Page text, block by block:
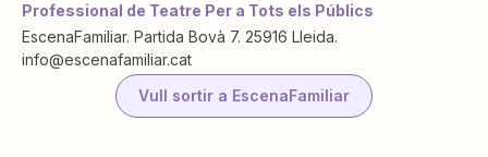
Professional de Teatre Per a Tots els Públics
EscenaFamiliar. Partida Bovà 7. 25916 Lleida.
info@escenafamiliar.cat
Vull sortir a EscenaFamiliar